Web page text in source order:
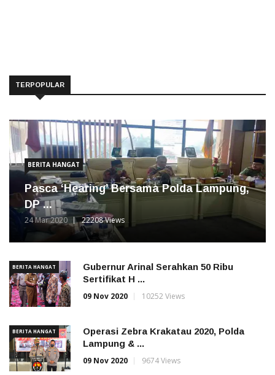
TERPOPULAR
BERITA HANGAT
Pasca ‘Hearing’ Bersama Polda Lampung,
DP ...
24 Mar 2020 22208 Views
BERITA HANGAT
Gubernur Arinal Serahkan 50 Ribu
Sertifikat H ...
09 Nov 2020
10252 Views
BERITA HANGAT
Operasi Zebra Krakatau 2020, Polda
Lampung & ...
09 Nov 2020
9674 Views